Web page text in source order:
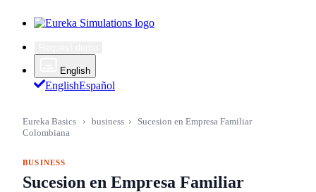
English
EnglishEspañol
Eureka Basics › business ›
Sucesion en Empresa Familiar
Colombiana
BUSINESS
Sucesion en Empresa Familiar